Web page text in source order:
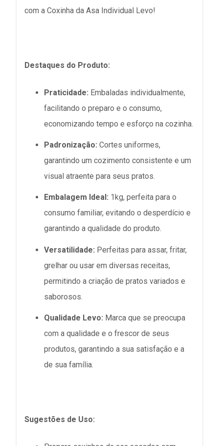
com a Coxinha da Asa Individual Levo!
Destaques do Produto:
Praticidade: Embaladas individualmente,
facilitando o preparo e o consumo,
economizando tempo e esforço na cozinha.
Padronização: Cortes uniformes,
garantindo um cozimento consistente e um
visual atraente para seus pratos.
Embalagem Ideal: 1kg, perfeita para o
consumo familiar, evitando o desperdício e
garantindo a qualidade do produto.
Versatilidade: Perfeitas para assar, fritar,
grelhar ou usar em diversas receitas,
permitindo a criação de pratos variados e
saborosos.
Qualidade Levo: Marca que se preocupa
com a qualidade e o frescor de seus
produtos, garantindo a sua satisfação e a
de sua família.
Sugestões de Uso: